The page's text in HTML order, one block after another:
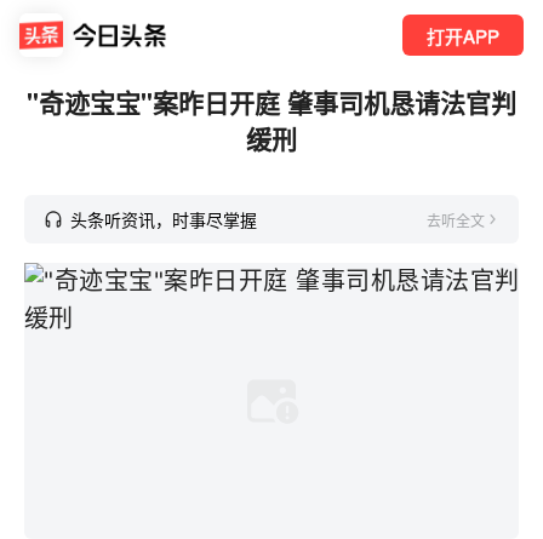
打开APP
"奇迹宝宝"案昨日开庭 肇事司机恳请法官判
缓刑
头条听资讯，时事尽掌握 去听全文